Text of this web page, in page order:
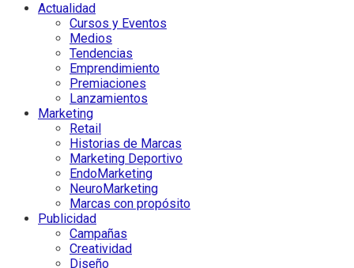
Actualidad
Cursos y Eventos
Medios
Tendencias
Emprendimiento
Premiaciones
Lanzamientos
Marketing
Retail
Historias de Marcas
Marketing Deportivo
EndoMarketing
NeuroMarketing
Marcas con propósito
Publicidad
Campañas
Creatividad
Diseño